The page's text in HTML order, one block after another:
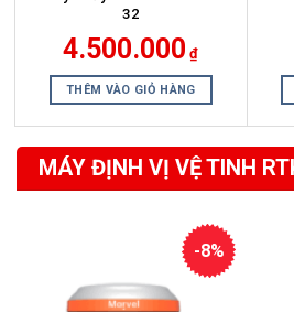
32
4.500.000 ₫
THÊM VÀO GIỎ HÀNG
MÁY ĐỊNH VỊ VỆ TINH
-8%